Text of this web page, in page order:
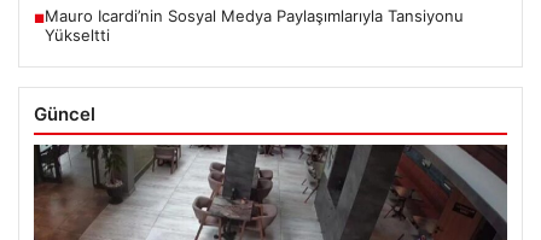
■Mauro Icardi’nin Sosyal Medya Paylaşımlarıyla Tansiyonu
Yükseltti
Güncel